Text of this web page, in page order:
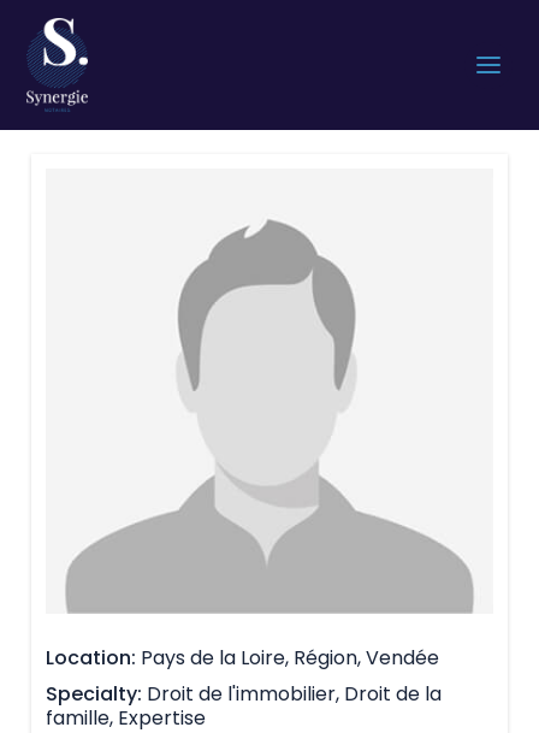
Location Pays de la Loire, Région, Vendée
Specialty Droit de l'immobilier, Droit de la
famille, Expertise